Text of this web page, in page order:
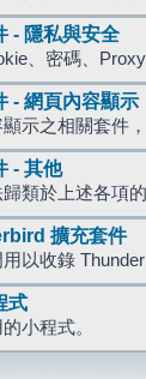
- 隱私與安全
、密碼、
- 網頁內容顯示
示之相關套件
- 其他
類於上述各項
擴充套件
以收錄
式
小程式。